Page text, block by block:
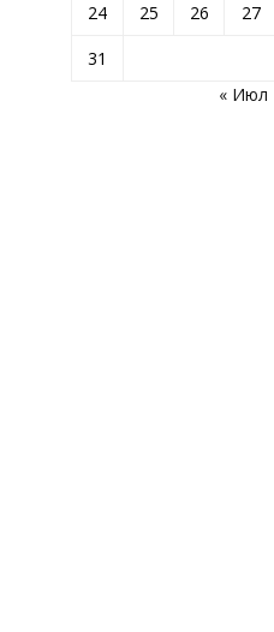
24
25 26 27
31
« Июл